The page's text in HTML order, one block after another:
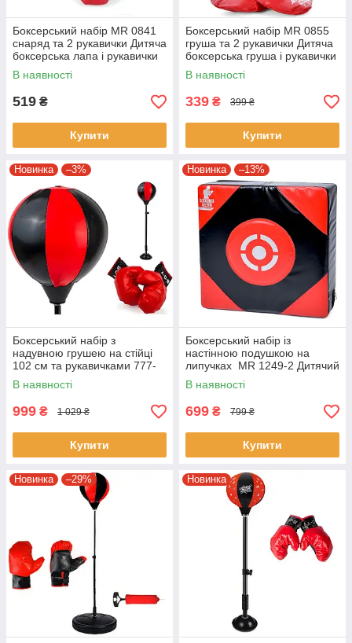
Боксерський набір MR 0841
снаряд та 2 рукавички Дитяча
боксерська лапа і рукавички
В наявності
519 ₴
Купити
Боксерський набір MR 0855
груша та 2 рукавички Дитяча
боксерська груша і рукавички
В наявності
339 ₴ 399 ₴
Купити
Новинка –3%
Боксерський набір з
надувною грушею на стійці
102 см та рукавичками 777-
784A Дитячий боксерський
набір
В наявності
999 ₴ 1 029 ₴
Купити
Новинка –13%
Боксерський набір із
настінною подушкою на
липучках MR 1249-2 Дитячий
боксерський набір із
боксерським щитом
В наявності
699 ₴ 799 ₴
Купити
Новинка –29% Новинка